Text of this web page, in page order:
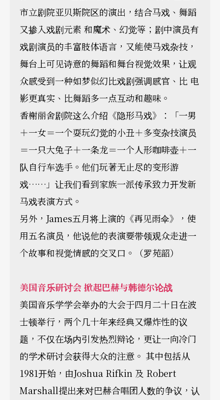
市立剧院亚贝斯院区的演出，结合马戏、舞蹈
又掺入戏剧元素 和魔术、幻觉等；剧中演员有
戏剧演员的丰富肢体语言，又能使马戏杂技，
舞台上可见诗意的舞蹈和舞台视觉效果，让观
众感受到一种如梦似幻比戏剧强调感官、比 电
影更真实、比舞蹈多一点互动和趣味。
香榭丽舍剧院这么介绍《隐形马戏》：「一男
＋一女＝一个耍玩幻觉的小丑＋多变杂技演员
＝一只大兔子＋一条龙＝一个人形咖啡壶＋一
队自行车选手。他们玩著无止尽的变形游
戏……」让我们看到家族一派传承致力开发新
马戏表演方式。
另外，James五月将上演的《再见雨伞》，使
用五名演员，他说他的表演要带领观众走进一
个故事和视觉情感的交叉口。（罗苑韶）
美国音乐研讨会 掀起巴赫与韩德尔论战
美国音乐学学会举办的大会于四月二十日在波
士顿举行，两个几十年来经典又爆炸性的议
题，不仅在场内引发热烈辩论，更让一向冷门
的学术研讨会获得大众的注意。 其中包括从
1981开始，由Joshua Rifkin 及 Robert
Marshall提出来对巴赫合唱团人数的争议，认